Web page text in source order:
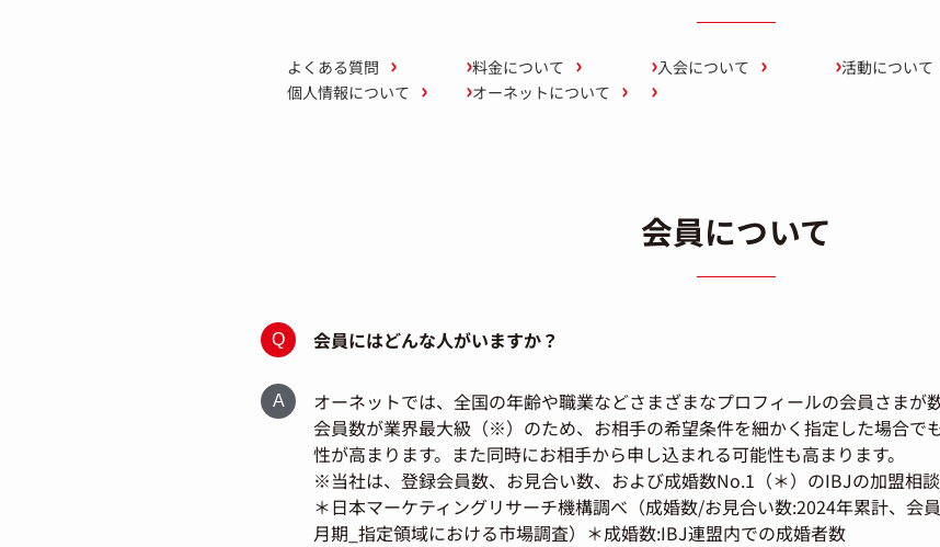
よくある質問 料金について 入会について 活動について
個人情報について オーネットについて
会員について
会員にはどんな人がいますか？
オーネットでは、全国の年齢や職業などさまざまなプロフィールの会員さまが
会員数が業界最大級（※）のため、お相手の希望条件を細かく指定した場合で
性が高まります。また同時にお相手から申し込まれる可能性も高まります。
※当社は、登録会員数、お見合い数、および成婚数No.1（＊）のIBJの加盟相談
＊日本マーケティングリサーチ機構調べ（成婚数/お見合い数:2024年累計、会
月期_指定領域における市場調査）＊成婚数:IBJ連盟内での成婚者数